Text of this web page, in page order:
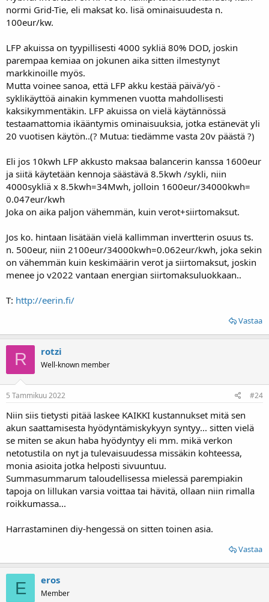
normi Grid-Tie, eli maksat ko. lisä ominaisuudesta n.
100eur/kw.
LFP akuissa on tyypillisesti 4000 sykliä 80% DOD, joskin
parempaa kemiaa on jokunen aika sitten ilmestynyt
markkinoille myös.
Mutta voinee sanoa, että LFP akku kestää päivä/yö -
syklikäyttöä ainakin kymmenen vuotta mahdollisesti
kaksikymmentäkin. LFP akuissa on vielä käytännössä
testaamattomia ikääntymis ominaisuuksia, jotka estänevät yli
20 vuotisen käytön..(? Mutua: tiedämme vasta 20v päästä ?)
Eli jos 10kwh LFP akkusto maksaa balancerin kanssa 1600eur
ja siitä käytetään kennoja säästävä 8.5kwh /sykli, niin
4000sykliä x 8.5kwh=34Mwh, jolloin 1600eur/34000kwh=
0.047eur/kwh
Joka on aika paljon vähemmän, kuin verot+siirtomaksut.
Jos ko. hintaan lisätään vielä kallimman invertterin osuus ts.
n. 500eur, niin 2100eur/34000kwh=0.062eur/kwh, joka sekin
on vähemmän kuin keskimäärin verot ja siirtomaksut, joskin
menee jo v2022 vantaan energian siirtomaksuluokkaan..
T: http://eerin.fi/
Vastaa
R rotzi
Well-known member
5 Tammikuu 2022 #24
Niin siis tietysti pitää laskee KAIKKI kustannukset mitä sen
akun saattamisesta hyödyntämiskykyyn syntyy... sitten vielä
se miten se akun haba hyödyntyy eli mm. mikä verkon
netotustila on nyt ja tulevaisuudessa missäkin kohteessa,
monia asioita jotka helposti sivuuntuu.
Summasummarum taloudellisessa mielessä parempiakin
tapoja on lillukan varsia voittaa tai hävitä, ollaan niin rimalla
roikkumassa...
Harrastaminen diy-hengessä on sitten toinen asia.
Vastaa
E eros
Member